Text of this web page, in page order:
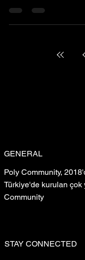
ve destination istanbul
aynı zamanda SEO
GENERAL
Poly Community,
Türkiye'de kurulan
Community
STAY CONNECTED